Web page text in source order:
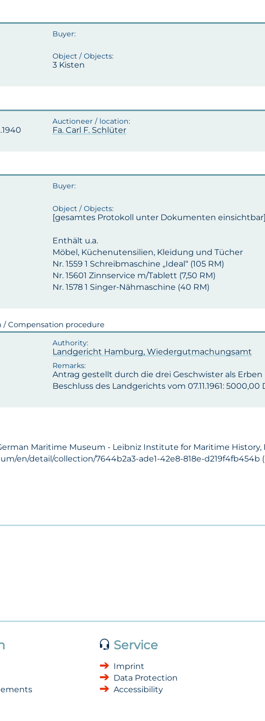
3 Kisten
Fa. Carl F. Schlüter
[gesamtes Protokoll unter Dokumenten einsichtbar]
Enthält u.a.
Möbel, Küchenutensilien, Kleidung und Tücher
Nr. 1559 1 Schreibmaschine „Ideal“ (105 RM)
Nr. 15601 Zinnservice m/Tablett (7,50 RM)
Nr. 1578 1 Singer-Nähmaschine (40 RM)
Compensation procedure
Landgericht Hamburg, Wiedergutmachungsamt
Antrag gestellt durch die drei Geschwister als Erben
Beschluss des Landgerichts vom 07.11.1961: 5000,00
Maritime Museum - Leibniz Institute for Maritime
en/detail/collection/7644b2a3-ade1-42e8-818e-d219f4fb454b
Service
Imprint
Data Protection
Accessibility